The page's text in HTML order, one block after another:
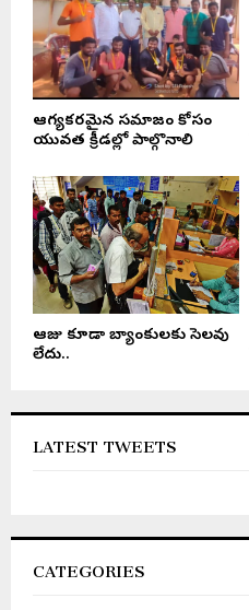
ఆరోగ్యకరమైన సమాజం కోసం
యువత క్రీడల్లో పాల్గొనాలి
ఆరోజు కూడా బ్యాంకులకు సెలవు
లేదు..
LATEST TWEETS
CATEGORIES